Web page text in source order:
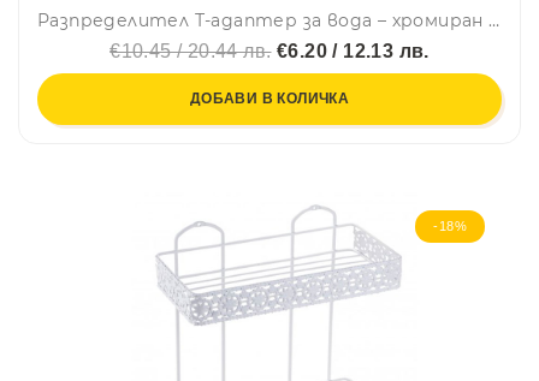
Разпределител Т-адаптер за вода – хромиран 1/2" х 1/2" х 1/2"
€10.45 / 20.44 лв.€6.20 / 12.13 лв.
ДОБАВИ В КОЛИЧКА
-18%